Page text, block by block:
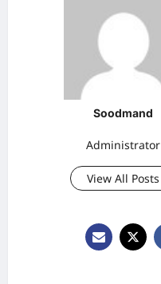
Soodmand
Administrator
View All Posts